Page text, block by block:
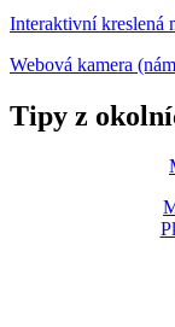
Interaktivní kreslená
Webová kamera
Tipy z